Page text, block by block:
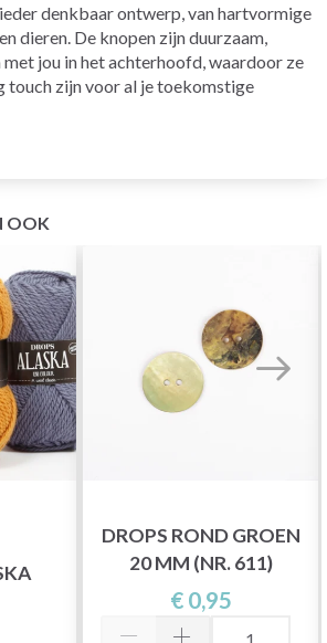
denkbaar ontwerp, van hartvormige
dieren. De knopen zijn duurzaam,
jou in het achterhoofd, waardoor ze
touch zijn voor al je toekomstige
OOK
DROPS ROND GROEN
20 MM (NR. 611)
€ 0,95